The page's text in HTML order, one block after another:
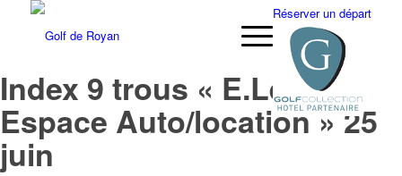
Réserver un départ
Index 9 trous « E.Leclerc
Espace Auto/location » 25
juin